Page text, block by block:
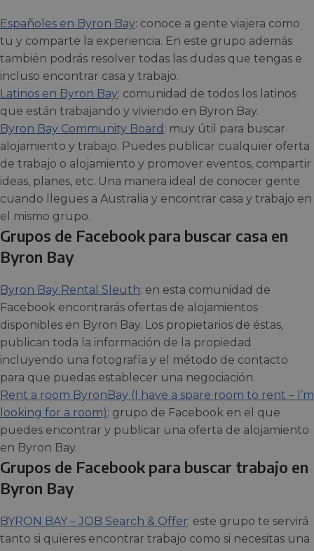
Españoles en Byron Bay: conoce a gente viajera como
tu y comparte la experiencia. En este grupo además
también podrás resolver todas las dudas que tengas e
incluso encontrar casa y trabajo.
Latinos en Byron Bay: comunidad de todos los latinos
que están trabajando y viviendo en Byron Bay.
Byron Bay Community Board : muy útil para buscar
alojamiento y trabajo. Puedes publicar cualquier oferta
de trabajo o alojamiento y promover eventos, compartir
ideas, planes, etc. Una manera ideal de conocer gente
cuando llegues a Australia y encontrar casa y trabajo en
el mismo grupo.
Grupos de Facebook para buscar casa en
Byron Bay
Byron Bay Rental Sleuth: en esta comunidad de
Facebook encontrarás ofertas de alojamientos
disponibles en Byron Bay. Los propietarios de éstas,
publican toda la información de la propiedad
incluyendo una fotografía y el método de contacto
para que puedas establecer una negociación.
Rent a room ByronBay (I have a spare room to rent – I’m
looking for a room): grupo de Facebook en el que
puedes encontrar y publicar una oferta de alojamiento
en Byron Bay.
Grupos de Facebook para buscar trabajo en
Byron Bay
BYRON BAY – JOB Search & Offer: este grupo te servirá
tanto si quieres encontrar trabajo como si necesitas una